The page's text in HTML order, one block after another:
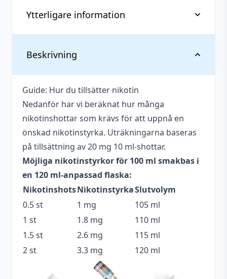
mängd
Beskrivning
Guide: Hur du tillsätter nikotin
Nedanför har vi beräknat hur många
nikotinshottar som krävs för att uppnå en
önskad nikotinstyrka. Uträkningarna baseras
på tillsättning av 20 mg 10 ml-shottar.
Möjliga nikotinstyrkor för 100 ml smakbas i
en 120 ml-anpassad flaska:
NikotinshotsNikotinstyrkaSlutvolym
0.5 st
1 mg
105 ml
1 st
1.8 mg
110 ml
1.5 st
2.6 mg
115 ml
2 st
3.3 mg 120 ml
Ytterligare information
Vikt
Anpassad för
nikotinstyrka
Antal ml
100 ml
Beskrivande
Kylig ,Söt
Blandning
50VG / 50PG
Flaskstorlek
120 ml
Innehåller
cooling
Ja
Serie
Seriously Pod Fill
Mint
DoozyVape Co.